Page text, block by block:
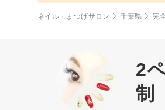
ネイル・まつげサロン 千葉県 完
2
制